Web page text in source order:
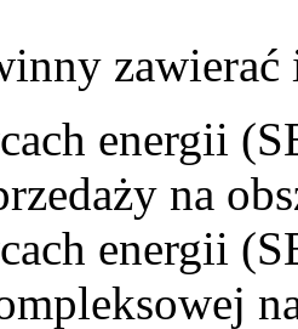
zawierać
energii
na
energii